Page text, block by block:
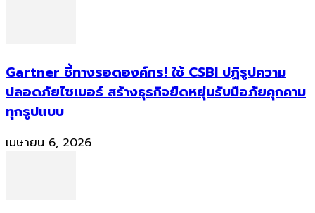
Gartner ชี้ทางรอดองค์กร! ใช้ CSBI ปฏิรูปความ
ปลอดภัยไซเบอร์ สร้างธุรกิจยืดหยุ่นรับมือภัยคุกคาม
ทุกรูปแบบ
เมษายน 6, 2026